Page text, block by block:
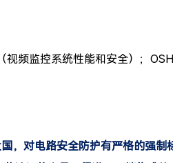
视频监控系统性能和安全）；
，对电路安全防护有严格的强制